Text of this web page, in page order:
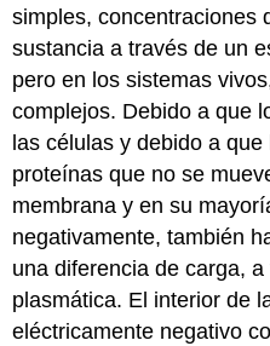
simples, concentraciones
sustancia a través de un
pero en los sistemas
complejos. Debido a que
las células y debido a
proteínas que no se
membrana y en su
negativamente, también
una diferencia de carga,
plasmática. El interior de
eléctricamente negativo